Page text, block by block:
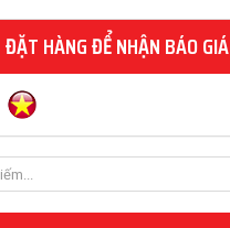
ĐẶT HÀNG ĐỂ NHẬN BÁO GIÁ